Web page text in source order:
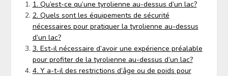
1. Qu’est-ce qu’une tyrolienne au-dessus d’un lac?
2. Quels sont les équipements de sécurité
nécessaires pour pratiquer la tyrolienne au-dessus
d’un lac?
3. Est-il nécessaire d’avoir une expérience préalable
pour profiter de la tyrolienne au-dessus d’un lac?
4. Y a-t-il des restrictions d’âge ou de poids pour